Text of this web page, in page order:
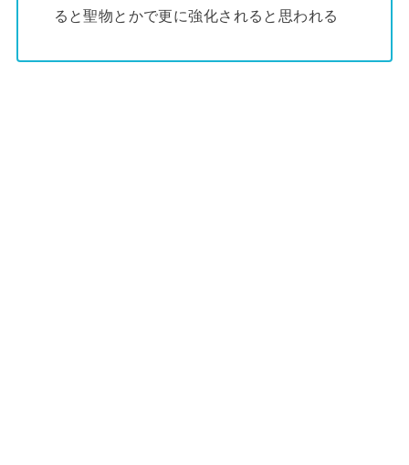
ると聖物とかで更に強化されると思われる